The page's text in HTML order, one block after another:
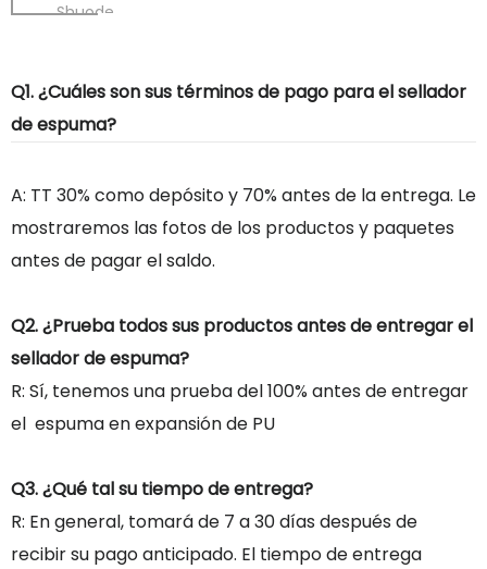
Shuode
Q1. ¿Cuáles son sus términos de pago para el sellador
de espuma?
A: TT 30% como depósito y 70% antes de la entrega. Le
mostraremos las fotos de los productos y paquetes
antes de pagar el saldo.
Q2. ¿Prueba todos sus productos antes de entregar el
sellador de espuma?
R: Sí, tenemos una prueba del 100% antes de entregar
el espuma en expansión de PU
Q3. ¿Qué tal su tiempo de entrega?
R: En general, tomará de 7 a 30 días después de
recibir su pago anticipado. El tiempo de entrega